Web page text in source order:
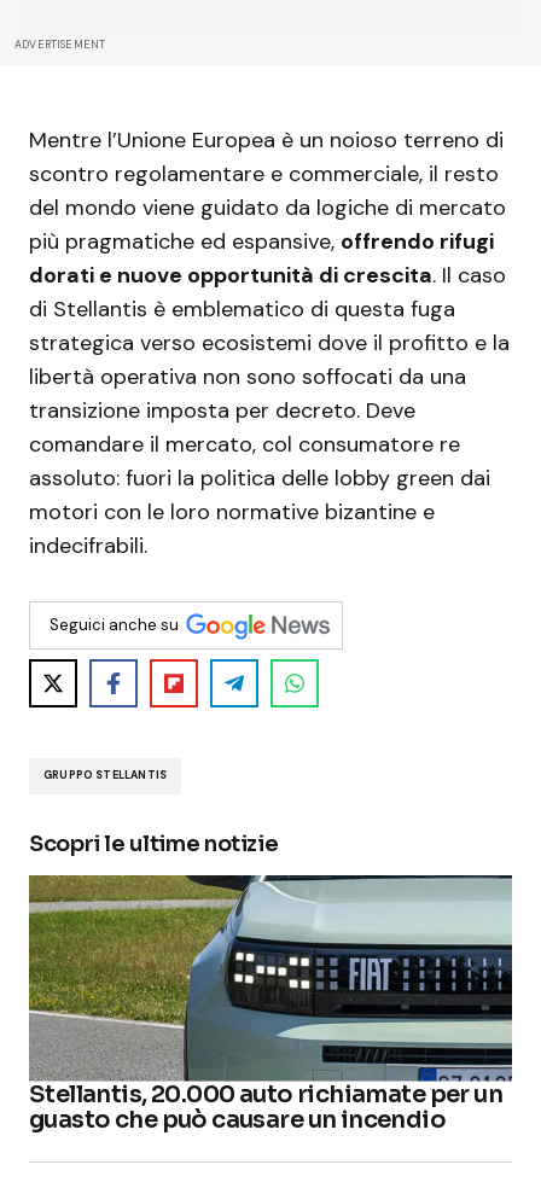
ADVERTISEMENT
Mentre l’Unione Europea è un noioso terreno di
scontro regolamentare e commerciale, il resto
del mondo viene guidato da logiche di mercato
più pragmatiche ed espansive, offrendo rifugi
dorati e nuove opportunità di crescita. Il caso
di Stellantis è emblematico di questa fuga
strategica verso ecosistemi dove il profitto e la
libertà operativa non sono soffocati da una
transizione imposta per decreto. Deve
comandare il mercato, col consumatore re
assoluto: fuori la politica delle lobby green dai
motori con le loro normative bizantine e
indecifrabili.
Seguici anche su
GRUPPO STELLANTIS
Scopri le ultime notizie
Stellantis, 20.000 auto richiamate per un
guasto che può causare un incendio